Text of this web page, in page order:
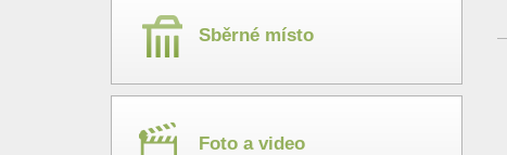
Sběrné místo
Foto a video